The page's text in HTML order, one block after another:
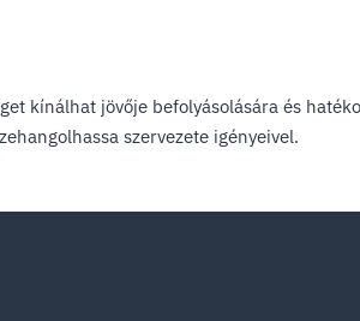
kínálhat jövője befolyásolására és
szervezete igényeivel.